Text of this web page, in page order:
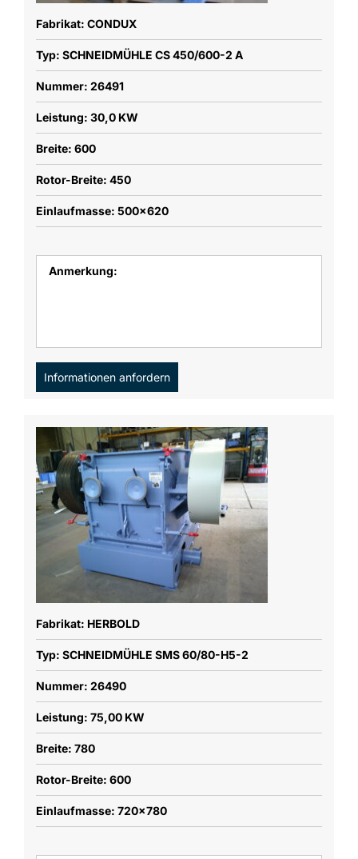
Fabrikat: CONDUX
Typ: SCHNEIDMÜHLE CS 450/600-2 A
Nummer: 26491
Leistung: 30,0 KW
Breite: 600
Rotor-Breite: 450
Einlaufmasse: 500x620
Anmerkung:
Informationen anfordern
Fabrikat: HERBOLD
Typ: SCHNEIDMÜHLE SMS 60/80-H5-2
Nummer: 26490
Leistung: 75,00 KW
Breite: 780
Rotor-Breite: 600
Einlaufmasse: 720x780